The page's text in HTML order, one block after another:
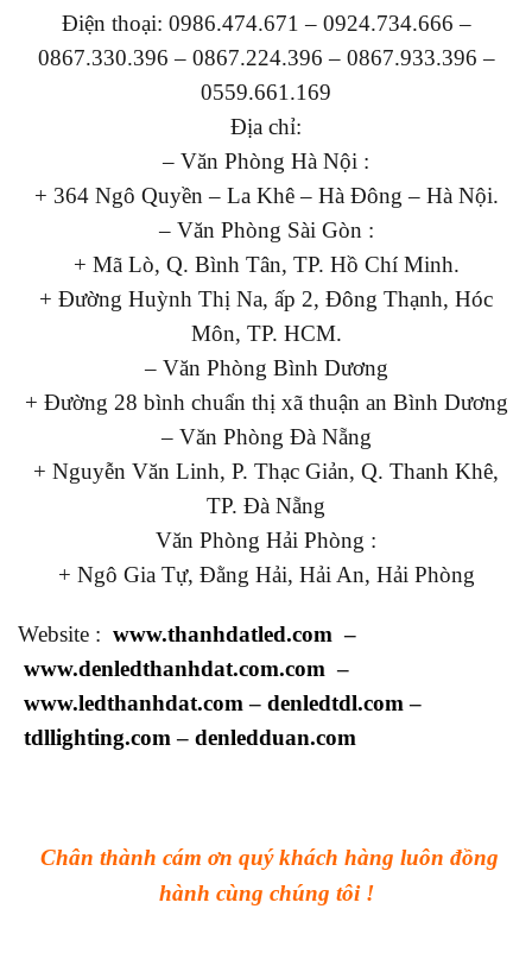
Điện thoại: 0986.474.671 – 0924.734.666 –
0867.330.396 – 0867.224.396 – 0867.933.396 –
0559.661.169
Địa chỉ:
– Văn Phòng Hà Nội :
+ 364 Ngô Quyền – La Khê – Hà Đông – Hà Nội.
– Văn Phòng Sài Gòn :
+ Mã Lò, Q. Bình Tân, TP. Hồ Chí Minh.
+ Đường Huỳnh Thị Na, ấp 2, Đông Thạnh, Hóc
Môn, TP. HCM.
– Văn Phòng Bình Dương
+ Đường 28 bình chuẩn thị xã thuận an Bình Dương
– Văn Phòng Đà Nẵng
+ Nguyễn Văn Linh, P. Thạc Giản, Q. Thanh Khê,
TP. Đà Nẵng
Văn Phòng Hải Phòng :
+ Ngô Gia Tự, Đằng Hải, Hải An, Hải Phòng
Website : www.thanhdatled.com –
www.denledthanhdat.com.com –
www.ledthanhdat.com– denledtdl.com–
tdllighting.com– denledduan.com
Chân thành cám ơn quý khách hàng luôn đồng
hành cùng chúng tôi !